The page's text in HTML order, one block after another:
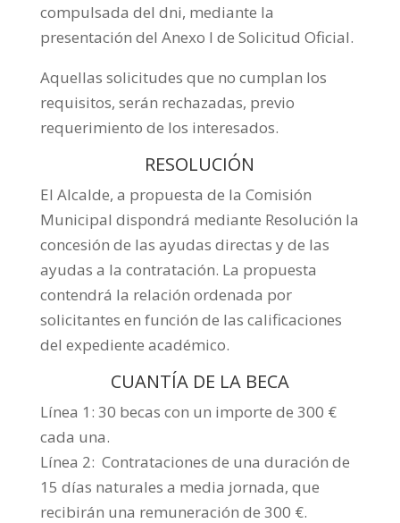
compulsada del dni, mediante la
presentación del Anexo I de Solicitud Oficial.
Aquellas solicitudes que no cumplan los
requisitos, serán rechazadas, previo
requerimiento de los interesados.
RESOLUCIÓN
El Alcalde, a propuesta de la Comisión
Municipal dispondrá mediante Resolución la
concesión de las ayudas directas y de las
ayudas a la contratación. La propuesta
contendrá la relación ordenada por
solicitantes en función de las calificaciones
del expediente académico.
CUANTÍA DE LA BECA
Línea 1: 30 becas con un importe de 300 €
cada una.
Línea 2: Contrataciones de una duración de
15 días naturales a media jornada, que
recibirán una remuneración de 300 €.